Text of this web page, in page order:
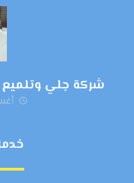
شركة جلي وتلميع